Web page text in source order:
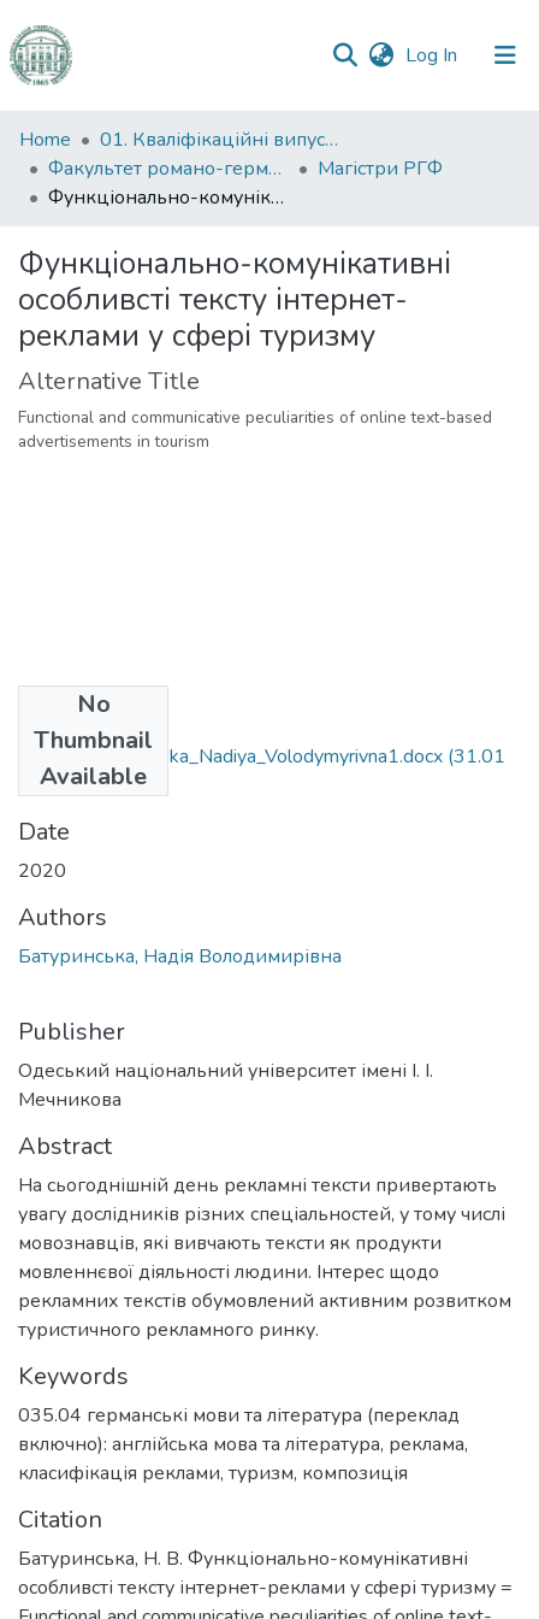
Log In (current)
Communities
&
Collections
Statistics
Home
01. Кваліфікаційні випускні роботи здобувачів вищої освіти
Факультет романо-германської філології
Магістри РГФ
Функціонально-комунікативні особливсті тексту інтернет-реклами у сфері туризму
Функціонально-комунікативні
особливсті тексту інтернет-
реклами у сфері туризму
Alternative Title
Functional and communicative peculiarities of online text-based
advertisements in tourism
No
Thumbnail
Available
035.04_Baturyns'ka_Nadiya_Volodymyrivna1.docx (31.01
KB)
Date
2020
Authors
Батуринська, Надія Володимирівна
Publisher
Одеський національний університет імені І. І.
Мечникова
Abstract
На сьогоднішній день рекламні тексти привертають
увагу дослідників різних спеціальностей, у тому числі
мовознавців, які вивчають тексти як продукти
мовленнєвої діяльності людини. Інтерес щодо
рекламних текстів обумовлений активним розвитком
туристичного рекламного ринку.
Keywords
035.04 германські мови та література (переклад
включно): англійська мова та література, реклама,
класифікація реклами, туризм, композиція
Citation
Батуринська, Н. В. Функціонально-комунікативні
особливсті тексту інтернет-реклами у сфері туризму =